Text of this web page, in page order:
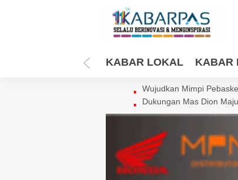
KABAR LOKAL KABAR
Wujudkan Mimpi
Dukungan Mas Dion